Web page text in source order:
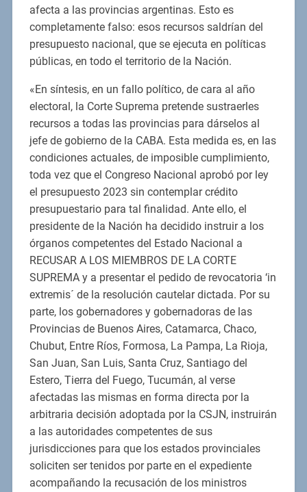
afecta a las provincias argentinas. Esto es
completamente falso: esos recursos saldrían del
presupuesto nacional, que se ejecuta en políticas
públicas, en todo el territorio de la Nación.
«En síntesis, en un fallo político, de cara al año
electoral, la Corte Suprema pretende sustraerles
recursos a todas las provincias para dárselos al
jefe de gobierno de la CABA. Esta medida es, en las
condiciones actuales, de imposible cumplimiento,
toda vez que el Congreso Nacional aprobó por ley
el presupuesto 2023 sin contemplar crédito
presupuestario para tal finalidad. Ante ello, el
presidente de la Nación ha decidido instruir a los
órganos competentes del Estado Nacional a
RECUSAR A LOS MIEMBROS DE LA CORTE
SUPREMA y a presentar el pedido de revocatoria ‘in
extremis´ de la resolución cautelar dictada. Por su
parte, los gobernadores y gobernadoras de las
Provincias de Buenos Aires, Catamarca, Chaco,
Chubut, Entre Ríos, Formosa, La Pampa, La Rioja,
San Juan, San Luis, Santa Cruz, Santiago del
Estero, Tierra del Fuego, Tucumán, al verse
afectadas las mismas en forma directa por la
arbitraria decisión adoptada por la CSJN, instruirán
a las autoridades competentes de sus
jurisdicciones para que los estados provinciales
soliciten ser tenidos por parte en el expediente
acompañando la recusación de los ministros